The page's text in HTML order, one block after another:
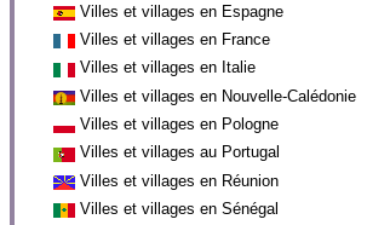
Villes et villages en Espagne
Villes et villages en France
Villes et villages en Italie
Villes et villages en Nouvelle-Calédonie
Villes et villages en Pologne
Villes et villages au Portugal
Villes et villages en Réunion
Villes et villages en Sénégal